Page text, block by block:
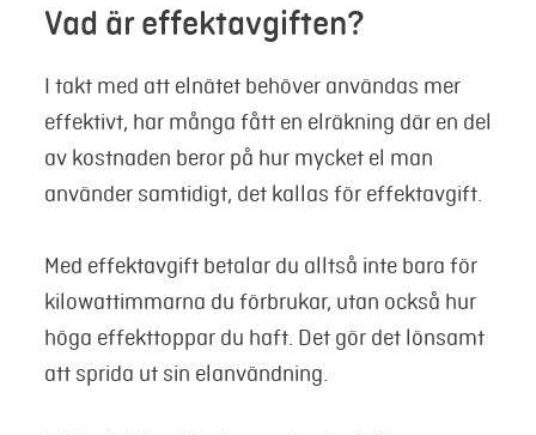
Vad är effektavgiften?
I takt med att elnätet behöver användas mer
effektivt, har många fått en elräkning där en del
av kostnaden beror på hur mycket el man
använder samtidigt, det kallas för effektavgift.
Med effektavgift betalar du alltså inte bara för
kilowattimmarna du förbrukar, utan också hur
höga effekttoppar du haft. Det gör det lönsamt
att sprida ut sin elanvändning.